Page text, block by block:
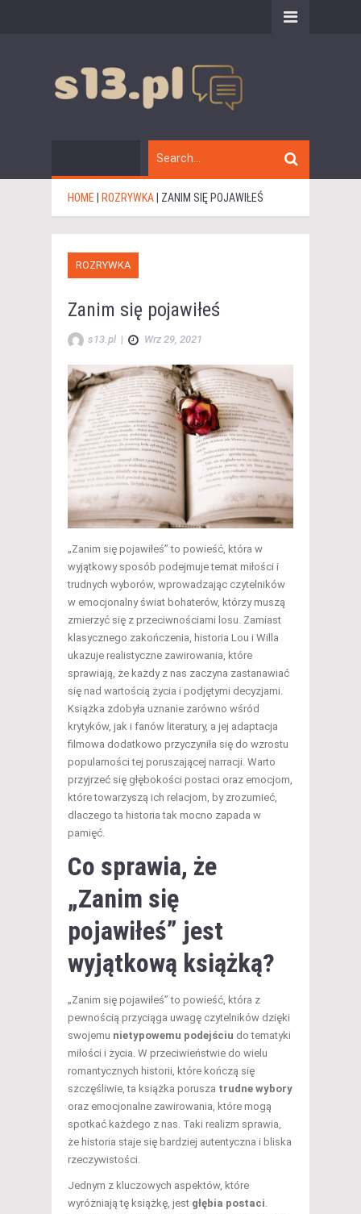
HOME ROZRYWKA ZANIM SIĘ POJAWIŁEŚ
ROZRYWKA
Zanim się pojawiłeś
s13.pl | Wrz 29, 2021
„Zanim się pojawiłeś” to powieść, która w
wyjątkowy sposób podejmuje temat miłości i
trudnych wyborów, wprowadzając czytelników
w emocjonalny świat bohaterów, którzy muszą
zmierzyć się z przeciwnościami losu. Zamiast
klasycznego zakończenia, historia Lou i Willa
ukazuje realistyczne zawirowania, które
sprawiają, że każdy z nas zaczyna zastanawiać
się nad wartością życia i podjętymi decyzjami.
Książka zdobyła uznanie zarówno wśród
krytyków, jak i fanów literatury, a jej adaptacja
filmowa dodatkowo przyczyniła się do wzrostu
popularności tej poruszającej narracji. Warto
przyjrzeć się głębokości postaci oraz emocjom,
które towarzyszą ich relacjom, by zrozumieć,
dlaczego ta historia tak mocno zapada w
pamięć.
Co sprawia, że
„Zanim się
pojawiłeś” jest
wyjątkową książką?
„Zanim się pojawiłeś” to powieść, która z
pewnością przyciąga uwagę czytelników dzięki
swojemu nietypowemu podejściu do tematyki
miłości i życia. W przeciwieństwie do wielu
romantycznych historii, które kończą się
szczęśliwie, ta książka porusza trudne wybory
oraz emocjonalne zawirowania, które mogą
spotkać każdego z nas. Taki realizm sprawia,
że historia staje się bardziej autentyczna i bliska
rzeczywistości.
Jednym z kluczowych aspektów, które
wyróżniają tę książkę, jest głębia postaci.